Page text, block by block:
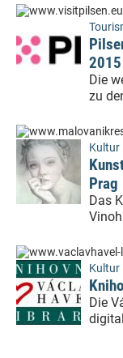
2015
Die
zu
Kultur
Prag
Das
Kultur
Die